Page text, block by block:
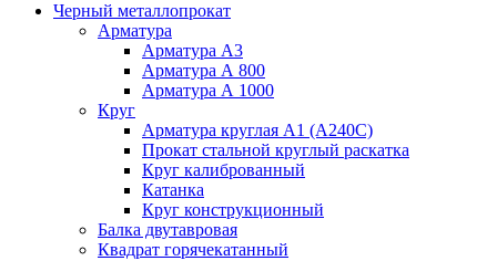
Черный металлопрокат
Арматура
Арматура А3
Арматура А 800
Арматура А 1000
Круг
Арматура круглая А1 (А240C)
Прокат стальной круглый раскатка
Круг калиброванный
Катанка
Круг конструкционный
Балка двутавровая
Квадрат горячекатанный